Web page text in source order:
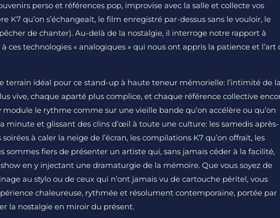
perso et références pop, improvise avec la salle et collecte vos
K7 qu’on s’échangeait, le film enregistré par-dessus sans le vouloir, le
de chanter). Au-delà de la nostalgie, il interroge notre rapport à
ces technologies « analogiques » qui nous ont appris la patience et l’art
terrain idéal pour ce stand-up à haute teneur mémorielle: l’intimité de
vive, chaque aparté plus complice, et chaque référence collective
module le rythme comme sur une vieille bande qu’on accélère ou qu’on
minute et glissant des clins d’œil à toute une culture: les samedis après-
à caler la neige de l’écran, les compilations K7 qu’on offrait, les
sommes fiers de présenter un artiste qui, sans jamais céder à la facilité,
en y injectant une dramaturgie de la mémoire. Que vous soyez de
au stylo ou de ceux qui n’ont jamais vu de cartouche péritel, vous
chaleureuse, rythmée et résolument contemporaine, portée par
la nostalgie en miroir du présent.